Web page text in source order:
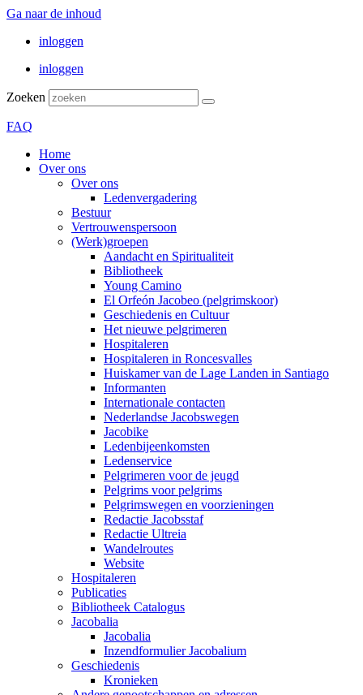
Ga naar de inhoud
inloggen
inloggen
Zoeken
FAQ
Home
Over ons
Over ons
Ledenvergadering
Bestuur
Vertrouwenspersoon
(Werk)groepen
Aandacht en Spiritualiteit
Bibliotheek
Young Camino
El Orfeón Jacobeo (pelgrimskoor)
Geschiedenis en Cultuur
Het nieuwe pelgrimeren
Hospitaleren
Hospitaleren in Roncesvalles
Huiskamer van de Lage Landen in Santiago
Informanten
Internationale contacten
Nederlandse Jacobswegen
Jacobike
Ledenbijeenkomsten
Ledenservice
Pelgrimeren voor de jeugd
Pelgrims voor pelgrims
Pelgrimswegen en voorzieningen
Redactie Jacobsstaf
Redactie Ultreia
Wandelroutes
Website
Hospitaleren
Publicaties
Bibliotheek Catalogus
Jacobalia
Jacobalia
Inzendformulier Jacobalium
Geschiedenis
Kronieken